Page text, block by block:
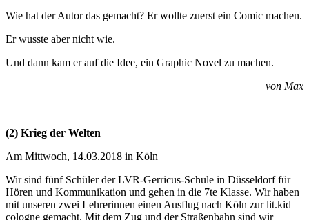
Wie hat der Autor das gemacht? Er wollte zuerst ein Comic machen.
Er wusste aber nicht wie.
Und dann kam er auf die Idee, ein Graphic Novel zu machen.
von Max
(2) Krieg der Welten
Am Mittwoch, 14.03.2018 in Köln
Wir sind fünf Schüler der LVR-Gerricus-Schule in Düsseldorf für
Hören und Kommunikation und gehen in die 7te Klasse. Wir haben
mit unseren zwei Lehrerinnen einen Ausflug nach Köln zur lit.kid
cologne gemacht. Mit dem Zug und der Straßenbahn sind wir